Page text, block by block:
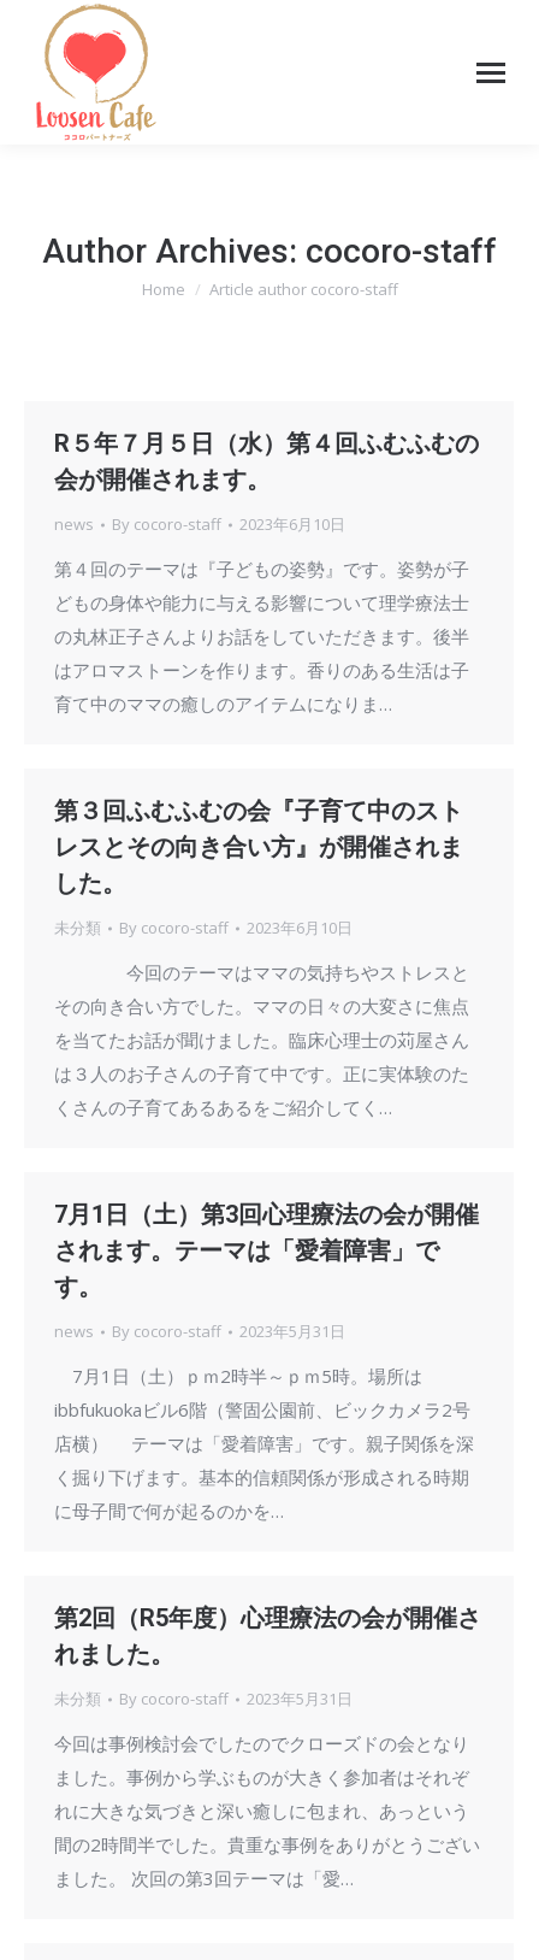
Author Archives: cocoro-staff
You are here:
Home Article author cocoro-staff
R５年７月５日（水）第４回ふむふむの
会が開催されます。
news By cocoro-staff 2023年6月10日
第４回のテーマは『子どもの姿勢』です。姿勢が子
どもの身体や能力に与える影響について理学療法士
の丸林正子さんよりお話をしていただきます。後半
はアロマストーンを作ります。香りのある生活は子
育て中のママの癒しのアイテムになりま…
第３回ふむふむの会『子育て中のスト
レスとその向き合い方』が開催されま
した。
未分類 By cocoro-staff 2023年6月10日
今回のテーマはママの気持ちやストレスと
その向き合い方でした。ママの日々の大変さに焦点
を当てたお話が聞けました。臨床心理士の苅屋さん
は３人のお子さんの子育て中です。正に実体験のた
くさんの子育てあるあるをご紹介してく…
7月1日（土）第3回心理療法の会が開催
されます。テーマは「愛着障害」で
す。
news By cocoro-staff 2023年5月31日
7月1日（土）ｐｍ2時半～ｐｍ5時。場所は
ibbfukuokaビル6階（警固公園前、ビックカメラ2号
店横） テーマは「愛着障害」です。親子関係を深
く掘り下げます。基本的信頼関係が形成される時期
に母子間で何が起るのかを…
第2回（R5年度）心理療法の会が開催さ
れました。
未分類 By cocoro-staff 2023年5月31日
今回は事例検討会でしたのでクローズドの会となり
ました。事例から学ぶものが大きく参加者はそれぞ
れに大きな気づきと深い癒しに包まれ、あっという
間の2時間半でした。貴重な事例をありがとうござい
ました。 次回の第3回テーマは「愛…